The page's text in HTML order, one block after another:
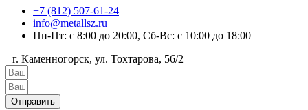
+7 (812) 507-61-24
info@metallsz.ru
Пн-Пт: с 8:00 до 20:00, Сб-Вс: с 10:00 до 18:00
г. Каменногорск, ул. Тохтарова, 56/2
Отправить